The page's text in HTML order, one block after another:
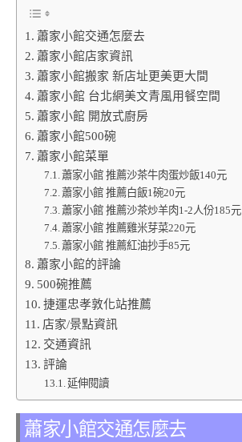
蕭家小館交通怎麼去
蕭家小館店家資訊
蕭家小館搬家 新店址更美更大間
蕭家小館 台北網美文青風用餐空間
蕭家小館 開放式廚房
蕭家小館500碗
蕭家小館菜單
蕭家小館 推薦沙茶牛肉蛋炒飯140元
蕭家小館 推薦白飯1碗20元
蕭家小館 推薦沙茶炒羊肉1-2人份185元
蕭家小館 推薦雞米芽菜220元
蕭家小館 推薦紅油抄手85元
蕭家小館的評論
500碗推薦
捷運忠孝敦化站推薦
店家/景點資訊
交通資訊
評論
延伸閱讀
蕭家小館交通怎麼去